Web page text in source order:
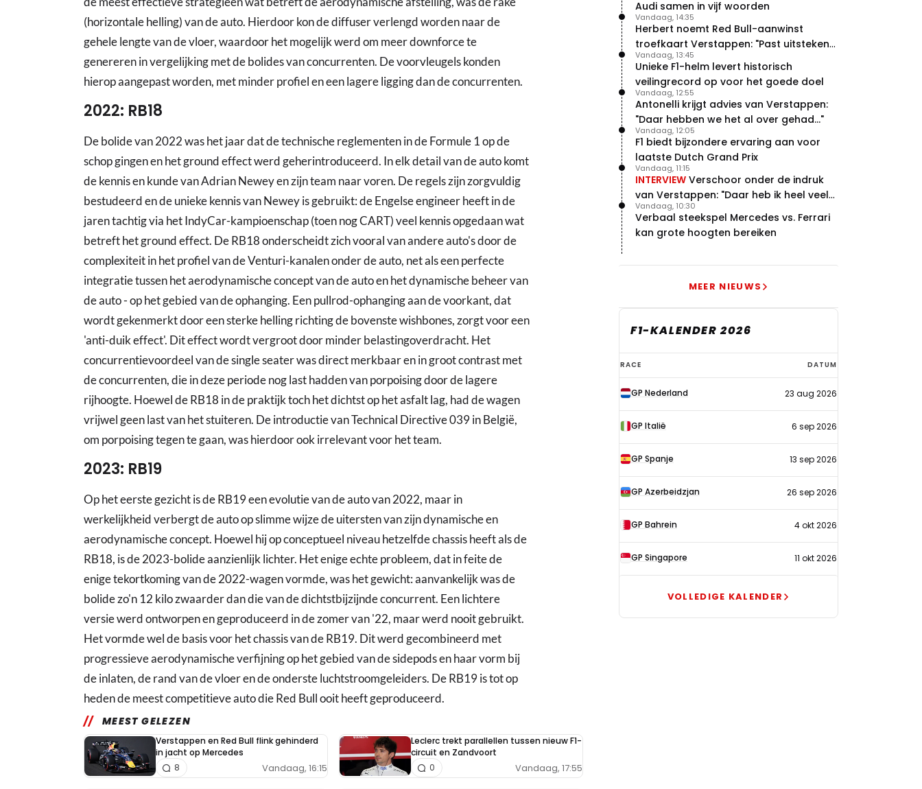
(horizontale helling) van de auto. Hierdoor kon de diffuser verlengd worden naar de
gehele lengte van de vloer, waardoor het mogelijk werd om meer downforce te
genereren in vergelijking met de bolides van concurrenten. De voorvleugels konden
hierop aangepast worden, met minder profiel en een lagere ligging dan de concurrenten.
2022: RB18
De bolide van 2022 was het jaar dat de technische reglementen in de Formule 1 op de
schop gingen en het ground effect werd geherintroduceerd. In elk detail van de auto komt
de kennis en kunde van Adrian Newey en zijn team naar voren. De regels zijn zorgvuldig
bestudeerd en de unieke kennis van Newey is gebruikt: de Engelse engineer heeft in de
jaren tachtig via het IndyCar-kampioenschap (toen nog CART) veel kennis opgedaan wat
betreft het ground effect. De RB18 onderscheidt zich vooral van andere auto's door de
complexiteit in het profiel van de Venturi-kanalen onder de auto, net als een perfecte
integratie tussen het aerodynamische concept van de auto en het dynamische beheer van
de auto - op het gebied van de ophanging. Een pullrod-ophanging aan de voorkant, dat
wordt gekenmerkt door een sterke helling richting de bovenste wishbones, zorgt voor een
'anti-duik effect'. Dit effect wordt vergroot door minder belastingoverdracht. Het
concurrentievoordeel van de single seater was direct merkbaar en in groot contrast met
de concurrenten, die in deze periode nog last hadden van porpoising door de lagere
rijhoogte. Hoewel de RB18 in de praktijk toch het dichtst op het asfalt lag, had de wagen
vrijwel geen last van het stuiteren. De introductie van Technical Directive 039 in België,
om porpoising tegen te gaan, was hierdoor ook irrelevant voor het team.
2023: RB19
Op het eerste gezicht is de RB19 een evolutie van de auto van 2022, maar in
werkelijkheid verbergt de auto op slimme wijze de uitersten van zijn dynamische en
aerodynamische concept. Hoewel hij op conceptueel niveau hetzelfde chassis heeft als de
RB18, is de 2023-bolide aanzienlijk lichter. Het enige echte probleem, dat in feite de
enige tekortkoming van de 2022-wagen vormde, was het gewicht: aanvankelijk was de
bolide zo'n 12 kilo zwaarder dan die van de dichtstbijzijnde concurrent. Een lichtere
versie werd ontworpen en geproduceerd in de zomer van '22, maar werd nooit gebruikt.
Het vormde wel de basis voor het chassis van de RB19. Dit werd gecombineerd met
progressieve aerodynamische verfijning op het gebied van de sidepods en haar vorm bij
de inlaten, de rand van de vloer en de onderste luchtstroomgeleiders. De RB19 is tot op
heden de meest competitieve auto die Red Bull ooit heeft geproduceerd.
MEEST GELEZEN
Verstappen en Red Bull flink gehinderd
in jacht op Mercedes
Vandaag, 16:15
8
Leclerc trekt parallellen tussen nieuw F1-
circuit en Zandvoort
Vandaag, 17:55
0
Audi samen in vijf woorden
Herbert noemt Red Bull-aanwinst
troefkaart Verstappen: "Past uitstekend
bij Red Bull"
Vandaag, 14:35
Unieke F1-helm levert historisch
veilingrecord op voor het goede doel
Vandaag, 13:45
Antonelli krijgt advies van Verstappen:
"Daar hebben we het al over gehad..."
Vandaag, 12:55
F1 biedt bijzondere ervaring aan voor
laatste Dutch Grand Prix
Vandaag, 12:05
INTERVIEW Verschoor onder de indruk
van Verstappen: "Daar heb ik heel veel
respect voor"
Vandaag, 11:15
Verbaal steekspel Mercedes vs. Ferrari
kan grote hoogten bereiken
Vandaag, 10:30
MEER NIEUWS
F1-KALENDER 2026
F1-
kalender
2026
RACE DATUM
GP Nederland 23 aug 2026
GP Italië 6 sep 2026
GP Spanje 13 sep 2026
GP Azerbeidzjan 26 sep 2026
GP Bahrein 4 okt 2026
GP Singapore 11 okt 2026
VOLLEDIGE KALENDER